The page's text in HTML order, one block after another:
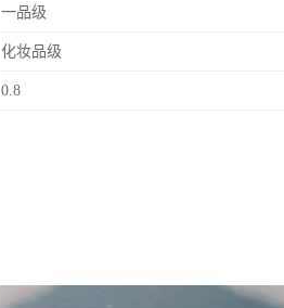
一品级
化妆品级
0.8